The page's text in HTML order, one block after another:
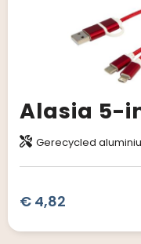
Gerecycled
€ 4,82